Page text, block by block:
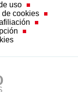
uso
cookies